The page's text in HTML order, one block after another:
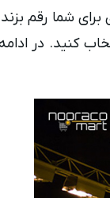
برای شما رقم
کنید. در